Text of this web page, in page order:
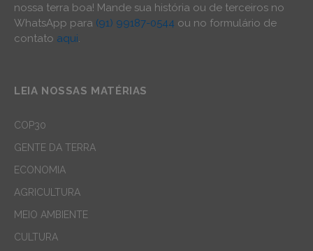
nossa terra boa! Mande sua história ou de terceiros no
WhatsApp para (91) 99187-0544 ou no formulário de
contato aqui.
LEIA NOSSAS MATÉRIAS
COP30
GENTE DA TERRA
ECONOMIA
AGRICULTURA
MEIO AMBIENTE
CULTURA